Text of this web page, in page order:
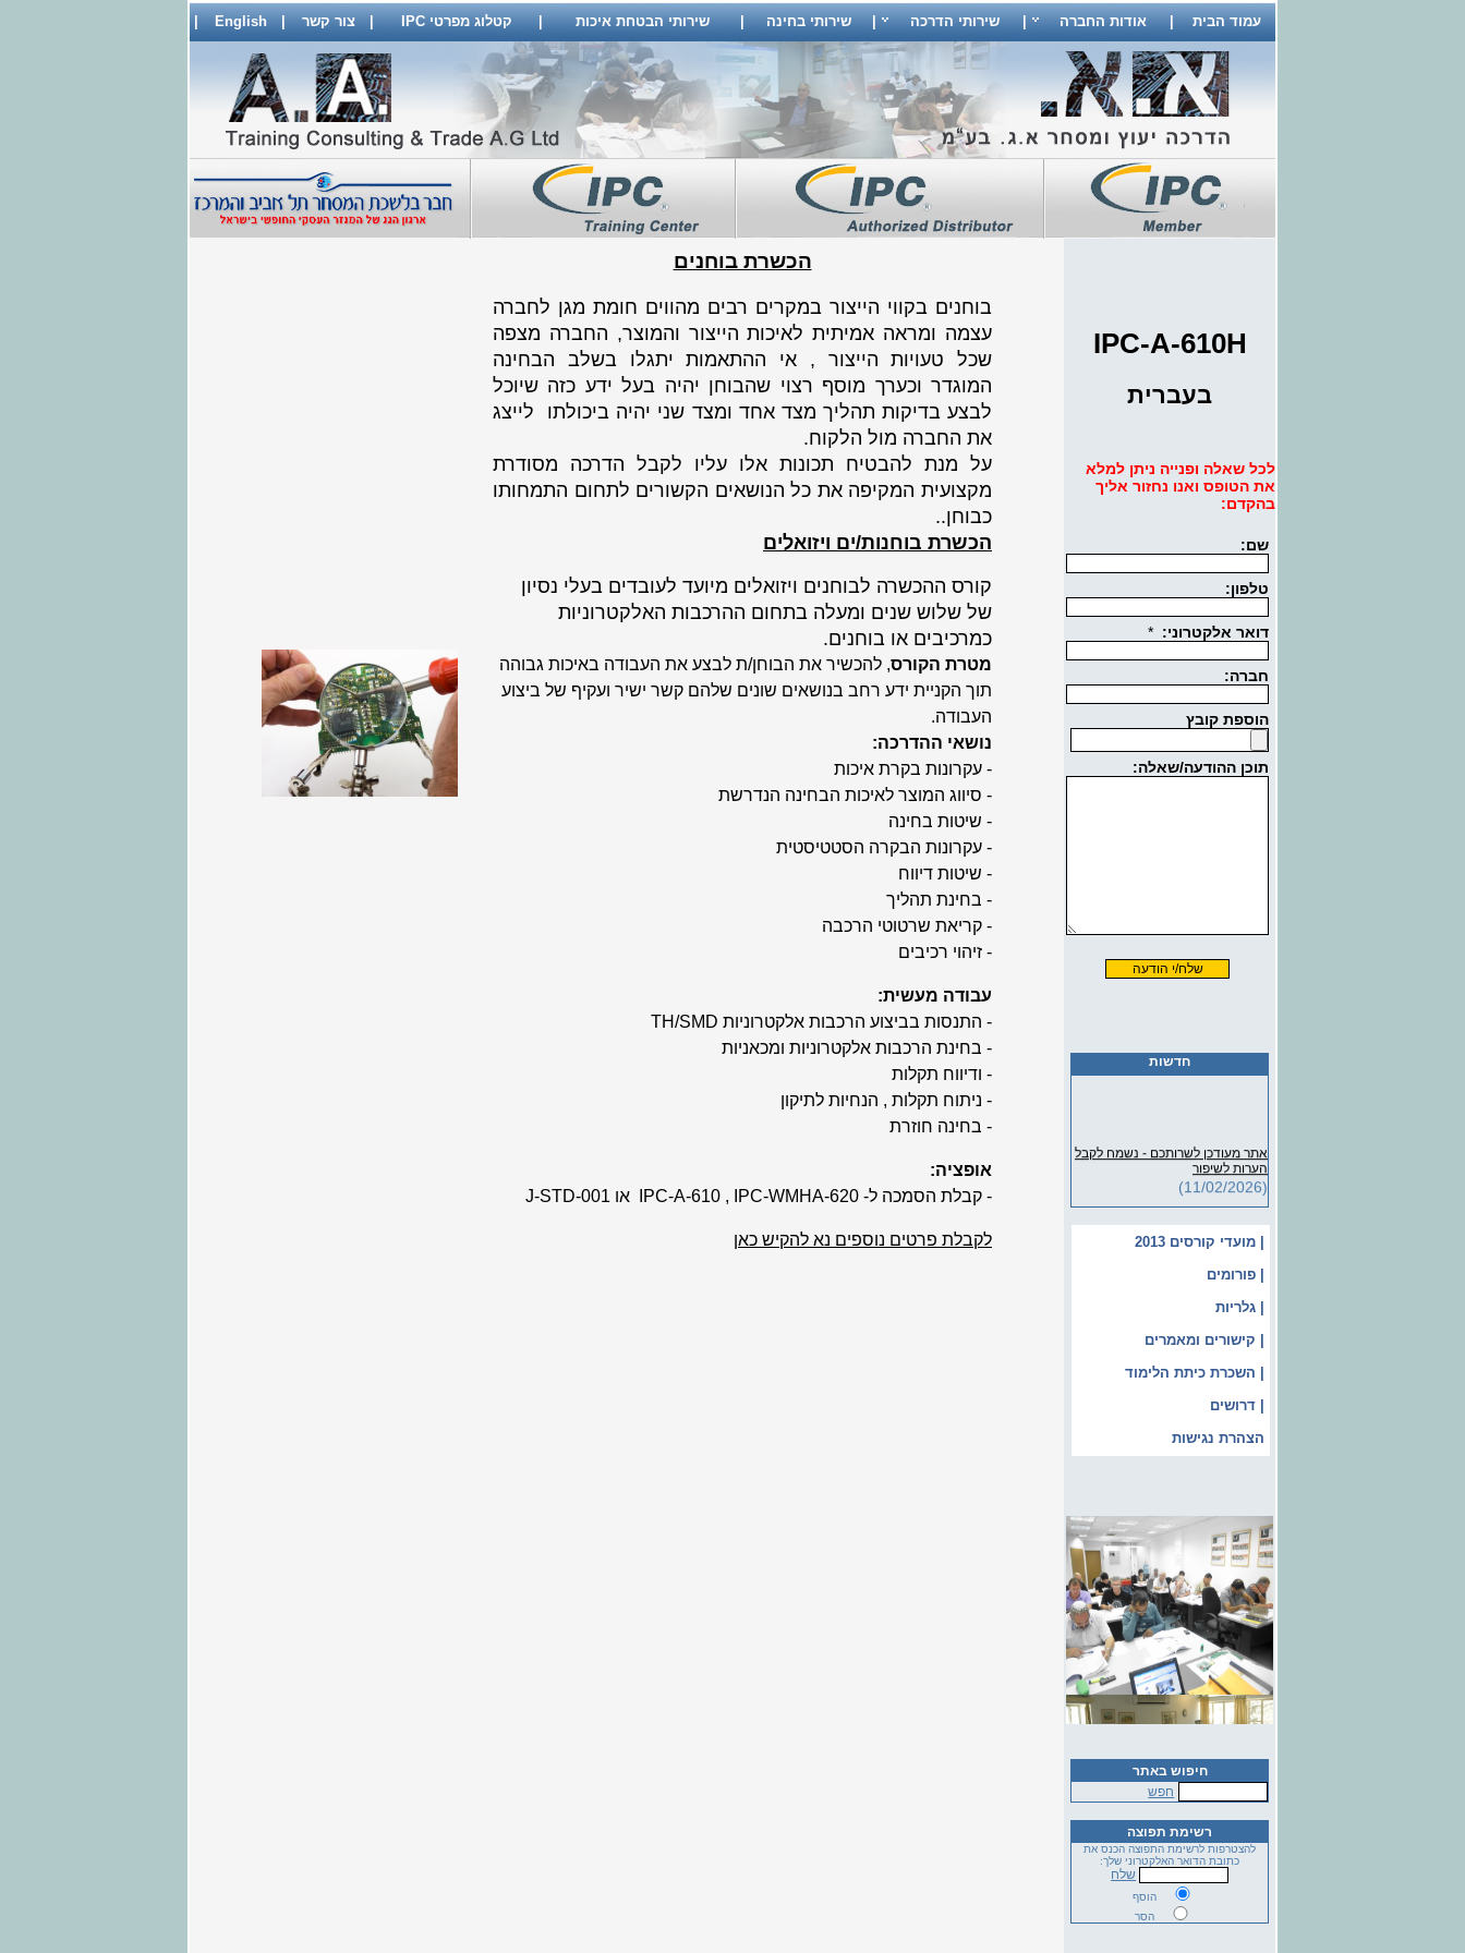
עמוד הבית | אודות החברה | שירותי הדרכה | שירותי בחינה | שירותי הבטחת איכות | קטלוג מפרטי IPC | צור קשר |
English
|
IPC-A-610H
בעברית
לכל שאלה ופנייה ניתן למלא
את הטופס ואנו נחזור אליך
בהקדם:
חדשות
אתר מעודכן לשרותכם - נשמח לקבל
הערות לשיפור
(11/02/2026)
| מועדי קורסים 2013
| פורומים
| גלריות
| קישורים ומאמרים
| השכרת כיתת הלימוד
| דרושים
הצהרת נגישות
חיפוש באתר
חפש
רשימת תפוצה
להצטרפות לרשימת התפוצה הכנס את
כתובת הדואר האלקטרוני שלך:
שלח
הוסף
הסר
הכשרת בוחנים
בוחנים בקווי הייצור במקרים רבים מהווים חומת מגן לחברה
עצמה ומראה אמיתית לאיכות הייצור והמוצר, החברה מצפה
שכל טעויות הייצור , אי ההתאמות יתגלו בשלב הבחינה
המוגדר וכערך מוסף רצוי שהבוחן יהיה בעל ידע כזה שיוכל
לבצע בדיקות תהליך מצד אחד ומצד שני יהיה ביכולתו לייצג
את החברה מול הלקוח.
על מנת להבטיח תכונות אלו עליו לקבל הדרכה מסודרת
מקצועית המקיפה את כל הנושאים הקשורים לתחום התמחותו
כבוחן..
הכשרת בוחנות/ים ויזואלים
קורס ההכשרה לבוחנים ויזואלים מיועד לעובדים בעלי נסיון
של שלוש שנים ומעלה בתחום ההרכבות האלקטרוניות
כמרכיבים או בוחנים.
מטרת הקורס, להכשיר את הבוחן/ת לבצע את העבודה באיכות גבוהה
תוך הקניית ידע רחב בנושאים שונים שלהם קשר ישיר ועקיף של ביצוע
העבודה.
נושאי ההדרכה:
- עקרונות בקרת איכות
- סיווג המוצר לאיכות הבחינה הנדרשת
- שיטות בחינה
- עקרונות הבקרה הסטטיסטית
- שיטות דיווח
- בחינת תהליך
- קריאת שרטוטי הרכבה
- זיהוי רכיבים
עבודה מעשית:
- התנסות בביצוע הרכבות אלקטרוניות TH/SMD
- בחינת הרכבות אלקטרוניות ומכאניות
- ודיווח תקלות
- ניתוח תקלות , הנחיות לתיקון
- בחינה חוזרת
אופציה:
- קבלת הסמכה ל- IPC-A-610 , IPC-WMHA-620 או J-STD-001
לקבלת פרטים נוספים נא להקיש כאן